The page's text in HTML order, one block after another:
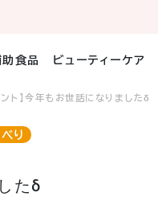
食品 ビューティーケア
ント】今年もお世話になりましたδ
り
たδ